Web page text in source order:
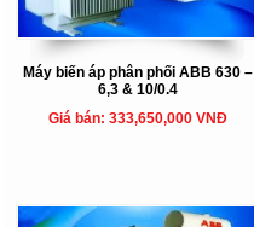
Máy biến áp phân phối ABB 630 –
6,3 & 10/0.4
Giá bán: 333,650,000 VNĐ